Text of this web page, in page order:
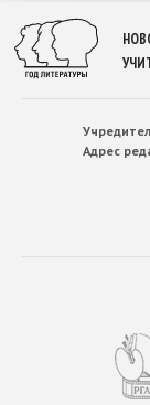
Адрес